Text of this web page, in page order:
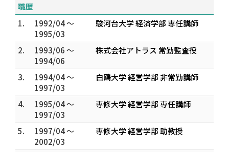
職歴
1.
1992/04 ～
1995/03
駿河台大学 経済学部 専任講師
2.
1993/06 ～
1994/06
株式会社アトラス 常勤監査役
3.
1994/04 ～
1997/03
白鴎大学 経営学部 非常勤講師
4.
1995/04 ～
1997/03
専修大学 経営学部 専任講師
5.
1997/04 ～
2002/03
専修大学 経営学部 助教授